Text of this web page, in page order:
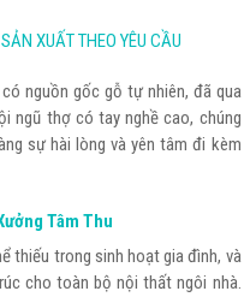
XUẤT THEO YÊU CẦU
nguồn gốc gỗ tự nhiên, đã qua
ngũ thợ có tay nghề cao, chúng
sự hài lòng và yên tâm đi kèm
Tâm Thu
thiếu trong sinh hoạt gia đình, và
cho toàn bộ nội thất ngôi nhà.